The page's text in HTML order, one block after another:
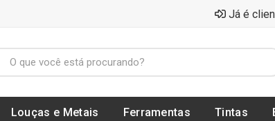
Já é
Louças e Metais Ferramentas Tintas